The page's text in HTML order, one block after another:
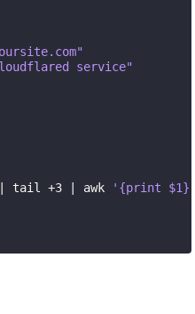
service"
tail +3 awk '{print $1}'